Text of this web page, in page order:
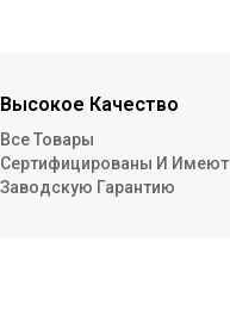
Высокое Качество
Все Товары
Сертифицированы И Имеют
Заводскую Гарантию